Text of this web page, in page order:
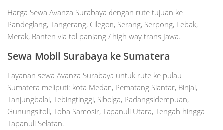
Harga Sewa Avanza Surabaya dengan rute tujuan ke
Pandeglang, Tangerang, Cilegon, Serang, Serpong, Lebak,
Merak, Banten via tol panjang / high way trans Jawa.
Sewa Mobil Surabaya ke Sumatera
Layanan sewa Avanza Surabaya untuk rute ke pulau
Sumatera meliputi: kota Medan, Pematang Siantar, Binjai,
Tanjungbalai, Tebingtinggi, Sibolga, Padangsidempuan,
Gunungsitoli, Toba Samosir, Tapanuli Utara, Tengah hingga
Tapanuli Selatan.